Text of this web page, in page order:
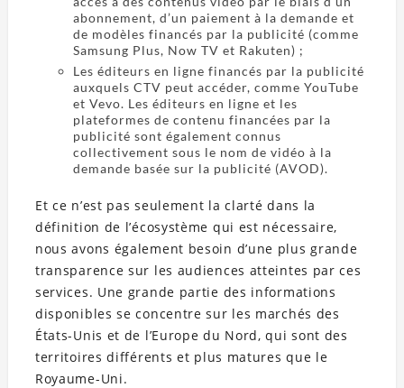
abonnement, d’un paiement à la demande et
de modèles financés par la publicité (comme
Samsung Plus, Now TV et Rakuten) ;
Les éditeurs en ligne financés par la publicité
auxquels CTV peut accéder, comme YouTube
et Vevo. Les éditeurs en ligne et les
plateformes de contenu financées par la
publicité sont également connus
collectivement sous le nom de vidéo à la
demande basée sur la publicité (AVOD).
Et ce n’est pas seulement la clarté dans la
définition de l’écosystème qui est nécessaire,
nous avons également besoin d’une plus grande
transparence sur les audiences atteintes par ces
services. Une grande partie des informations
disponibles se concentre sur les marchés des
États-Unis et de l’Europe du Nord, qui sont des
territoires différents et plus matures que le
Royaume-Uni.